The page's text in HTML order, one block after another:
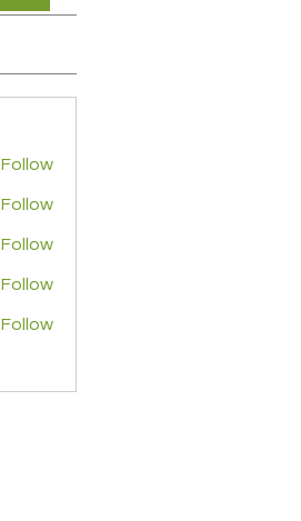
Follow
Follow
Follow
Follow
Follow